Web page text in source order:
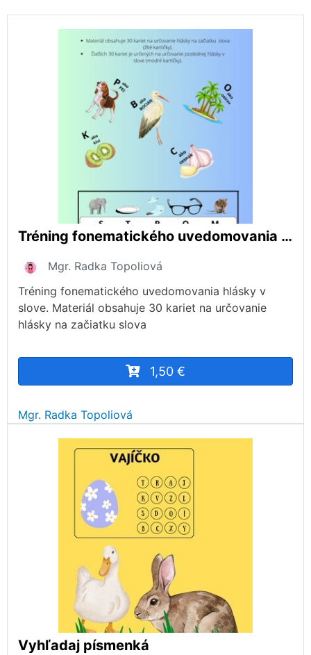
Tréning fonematického uvedomovania hlásky v slove
Mgr. Radka Topoliová
Tréning fonematického uvedomovania hlásky v
slove. Materiál obsahuje 30 kariet na určovanie
hlásky na začiatku slova
1,50 €
Mgr. Radka Topoliová
Vyhľadaj písmenká